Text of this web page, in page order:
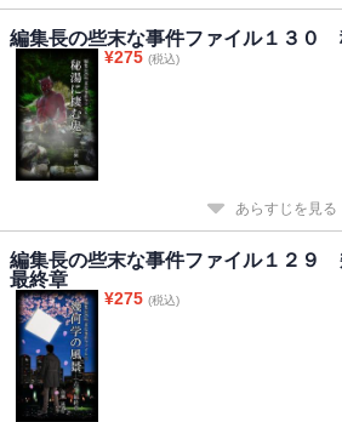
編集長の些末な事件ファイル１３０
¥275 (税込)
あらすじを見る
編集長の些末な事件ファイル１２
最終章
¥275 (税込)